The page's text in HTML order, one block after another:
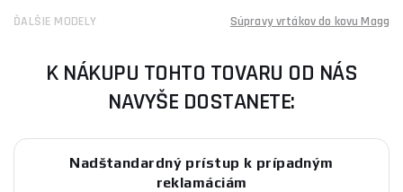
ĎALŠIE MODELY Súpravy vrtákov do kovu Magg
K NÁKUPU TOHTO TOVARU OD NÁS
NAVYŠE DOSTANETE:
Nadštandardný prístup k prípadným
reklamáciám